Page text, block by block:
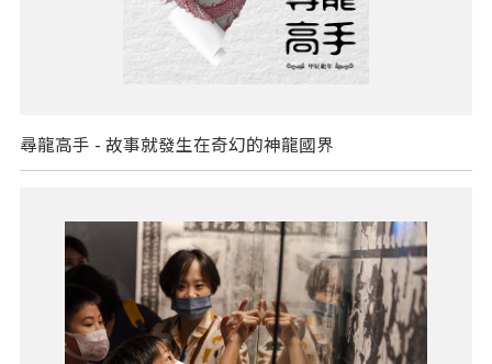
尋龍高手 - 故事就發生在奇幻的神龍國界